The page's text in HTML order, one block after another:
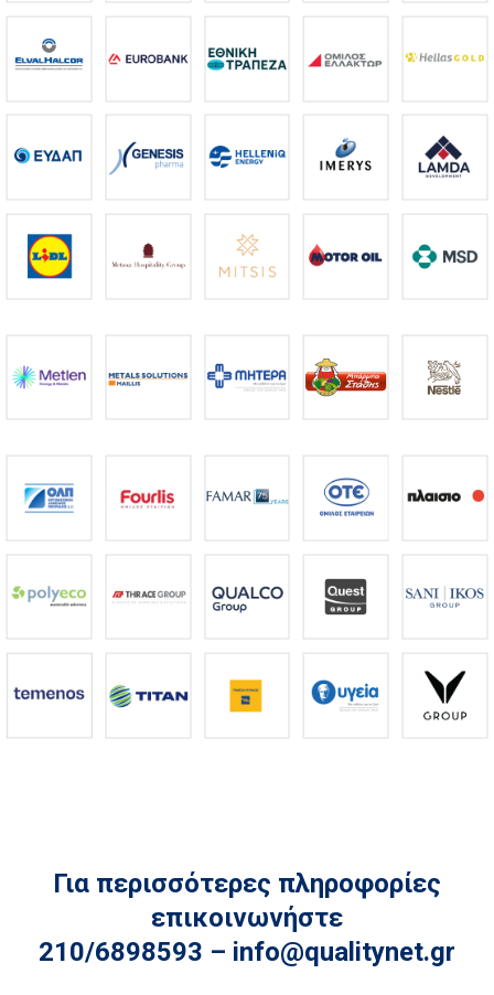
Για περισσότερες πληροφορίες
επικοινωνήστε
210/6898593 – info@qualitynet.gr